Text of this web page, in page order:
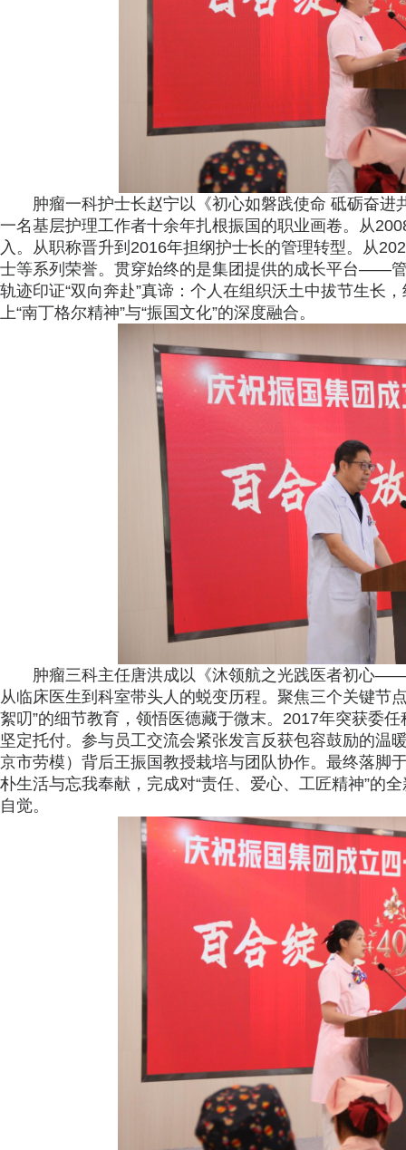
肿瘤一科护士长赵宁以《初心如磐践使命 砥砺奋
一名基层护理工作者十余年扎根振国的职业画卷。从
入。从职称晋升到2016年担纲护士长的管理转型。从
士等系列荣誉。贯穿始终的是集团提供的成长平台——
轨迹印证“双向奔赴”真谛：个人在组织沃土中拔节生长
上“南丁格尔精神”与“振国文化”的深度融合。
肿瘤三科主任唐洪成以《沐领航之光践医者初心
从临床医生到科室带头人的蜕变历程。聚焦三个关键节
絮叨”的细节教育，领悟医德藏于微末。2017年突获委
坚定托付。参与员工交流会紧张发言反获包容鼓励的温
京市劳模）背后王振国教授栽培与团队协作。最终落脚
朴生活与忘我奉献，完成对“责任、爱心、工匠精神”的
自觉。